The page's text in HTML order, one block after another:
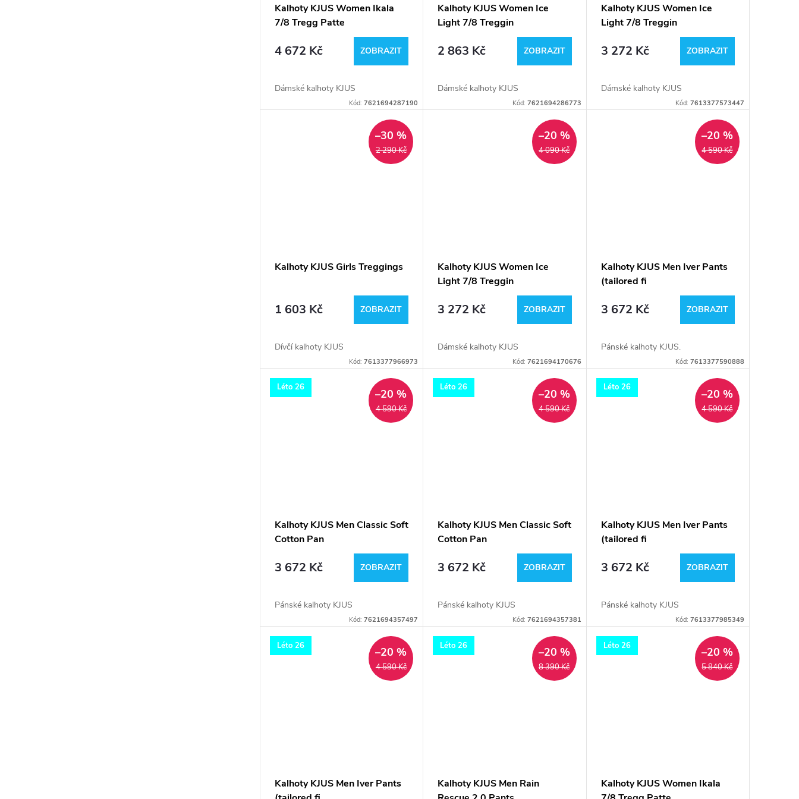
k
d
Kalhoty KJUS Women Ikala
7/8 Tregg Patte
4 672 Kč ZOBRAZIT
Dámské kalhoty KJUS
Kód:7621694287190
Kalhoty KJUS Women Ice
Light 7/8 Treggin
2 863 Kč ZOBRAZIT
Dámské kalhoty KJUS
Kód: 7621694286773
Kalhoty KJUS Women Ice
Light 7/8 Treggin
3 272 Kč ZOBRAZIT
Dámské kalhoty KJUS
Kód: 7613377573447
2 290 Kč
–30 %
Kalhoty KJUS Girls Treggings
1 603 Kč ZOBRAZIT
Dívčí kalhoty KJUS
Kód:7613377966973
4 090 Kč
–20 %
Kalhoty KJUS Women Ice
Light 7/8 Treggin
3 272 Kč ZOBRAZIT
Dámské kalhoty KJUS
Kód: 7621694170676
4 590 Kč
–20 %
Kalhoty KJUS Men Iver Pants
(tailored fi
3 672 Kč ZOBRAZIT
Pánské kalhoty KJUS.
Kód: 7613377590888
Léto 26
4 590 Kč
–20 %
Kalhoty KJUS Men Classic Soft
Cotton Pan
3 672 Kč ZOBRAZIT
Pánské kalhoty KJUS
Kód:7621694357497
Léto 26
4 590 Kč
–20 %
Kalhoty KJUS Men Classic Soft
Cotton Pan
3 672 Kč ZOBRAZIT
Pánské kalhoty KJUS
Kód: 7621694357381
Léto 26
4 590 Kč
–20 %
Kalhoty KJUS Men Iver Pants
(tailored fi
3 672 Kč ZOBRAZIT
Pánské kalhoty KJUS
Kód: 7613377985349
Léto 26
4 590 Kč
–20 %
Kalhoty KJUS Men Iver Pants
Léto 26
8 390 Kč
–20 %
Kalhoty KJUS Men Rain
Léto 26
5 840 Kč
–20 %
Kalhoty KJUS Women Ikala